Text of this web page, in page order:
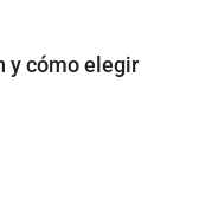
y cómo elegir